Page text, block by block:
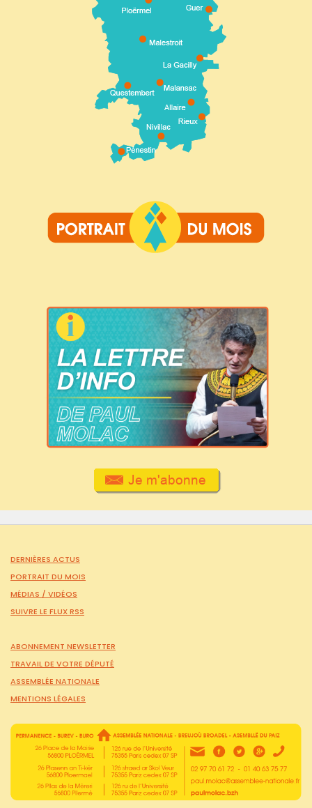
DERNIÈRES ACTUS
PORTRAIT DU MOIS
MÉDIAS / VIDÉOS
SUIVRE LE FLUX RSS
ABONNEMENT NEWSLETTER
TRAVAIL DE VOTRE DÉPUTÉ
ASSEMBLÉE NATIONALE
MENTIONS LÉGALES